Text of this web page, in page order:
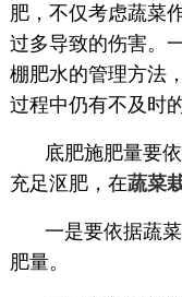
肥，不仅考虑蔬菜
过多导致的伤害。
棚肥水的管理方法
过程中仍有不及时
底肥施肥量要
充足沤肥，在蔬菜
一是要依据蔬
肥量。